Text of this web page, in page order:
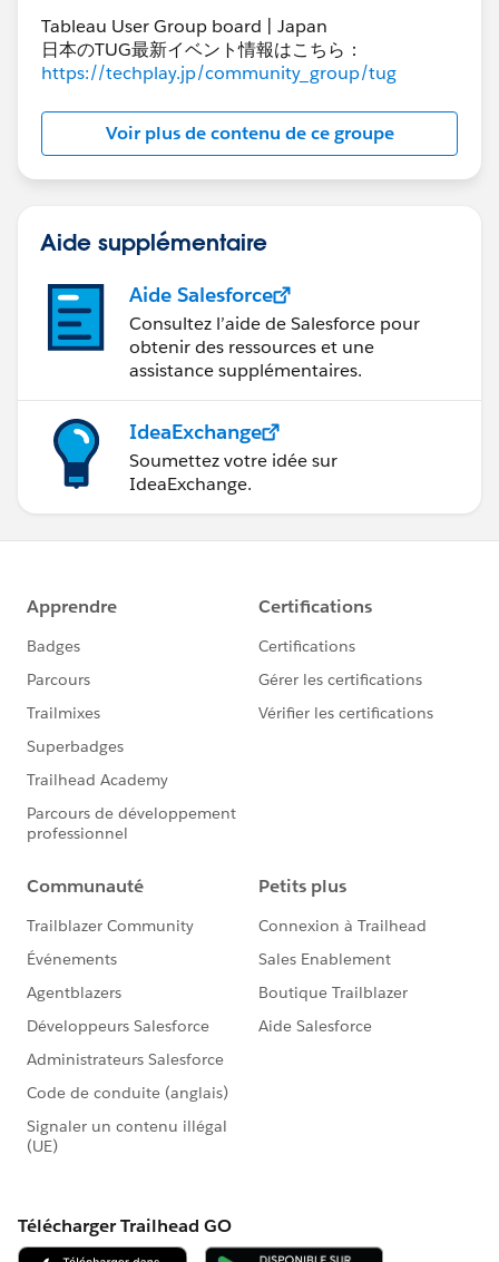
重複しないように集計することになるケースが多いので
すが、言葉でうまく伝えるのが難しいのですね...。SQL
が読めるのであれば、上述の公式ヘルプリンク内にある
エリ）が発行されているかを確認するほうが理解が早い
と思います。正直リレーションや表計算に関しては"習
うより慣れろ"的なところが大きいです。
今回の件に限って言えば、レコードレベルでセカンダリ
以降のcoupon_nameの判定などを行った時点ではその
サブクエリ内に該当するorder_idが無いのでZNが効か
ない（ZNする対象がそもそも無い）状態になってお
り、その後のメインのクエリでLEFT OUTER JOINする
に結合相手がいない）ためここから先の計算は全部Null
になっているのだろうと推測します。
実際のクエリ内容もこの推測どおりだとすれば、既に解
ゼロに書き換えることができますので、以降はNullでは
方法としては、プライマリ基準でLOD式を組むことで先
行してサブクエリの相手先を明示的にNull以外にする方
法が考えられます（やっている処理は集計レベルでZN
を掛けるのと似たような感じですが、ビュー上では集計
う違いがあります）。
Tableau User Group board | Japan
日本のTUG最新イベント情報はこちら：
https://techplay.jp/community_group/tug
Voir plus de contenu de ce groupe
Aide supplémentaire
Aide Salesforce
Consultez l’aide de Salesforce pour
obtenir des ressources et une
assistance supplémentaires.
IdeaExchange
Soumettez votre idée sur
IdeaExchange.